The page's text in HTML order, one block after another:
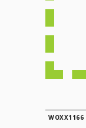
WOXX1166